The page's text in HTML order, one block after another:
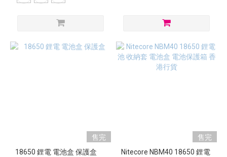
售完
18650 鋰電 電池盒 保護盒
售完
Nitecore NBM40 18650 鋰電